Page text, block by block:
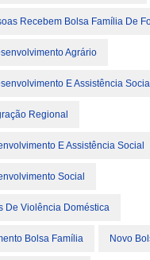
Recebem Bolsa Família De
Agrário
E Assistência Social
Regional
E Assistência Social
Social
De Violência Doméstica
Bolsa Família Novo